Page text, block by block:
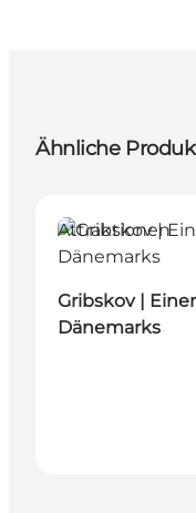
Ähnliche
Attraktionen
Gribskov |
Dänemarks